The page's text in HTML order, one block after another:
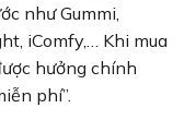
như Gummi,
iComfy,… Khi mua
hưởng chính
phí”.